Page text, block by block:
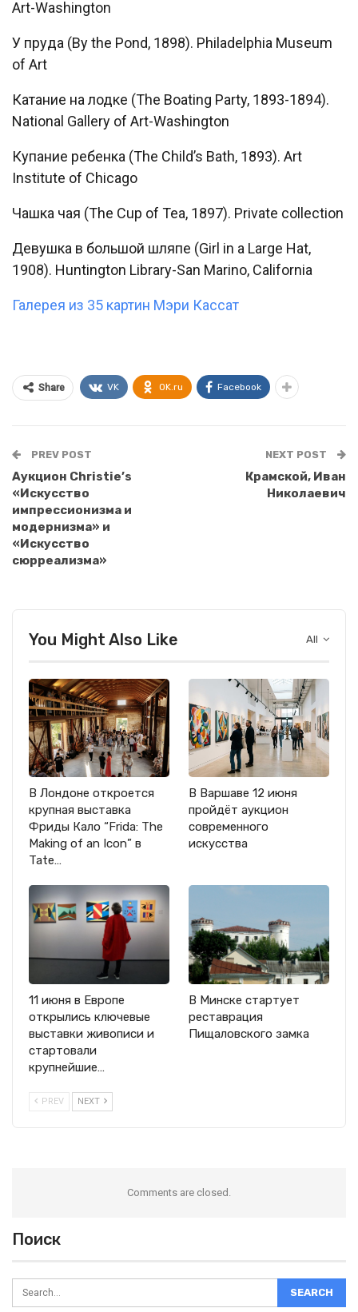
Art-Washington
У пруда (By the Pond, 1898). Philadelphia Museum
of Art
Катание на лодке (The Boating Party, 1893-1894).
National Gallery of Art-Washington
Купание ребенка (The Child’s Bath, 1893). Art
Institute of Chicago
Чашка чая (The Cup of Tea, 1897). Private collection
Девушка в большой шляпе (Girl in a Large Hat,
1908). Huntington Library-San Marino, California
Галерея из 35 картин Мэри Кассат
Share VK OK.ru Facebook
PREV POST
Аукцион Christie’s
«Искусство
импрессионизма и
модернизма» и
«Искусство
сюрреализма»
NEXT POST
Крамской, Иван
Николаевич
All
You Might Also Like
В Лондоне откроется
крупная выставка
Фриды Кало “Frida: The
Making of an Icon” в
Tate…
В Варшаве 12 июня
пройдёт аукцион
современного
искусства
11 июня в Европе
открылись ключевые
выставки живописи и
стартовали
крупнейшие…
В Минске стартует
реставрация
Пищаловского замка
PREV NEXT
Comments are closed.
Поиск